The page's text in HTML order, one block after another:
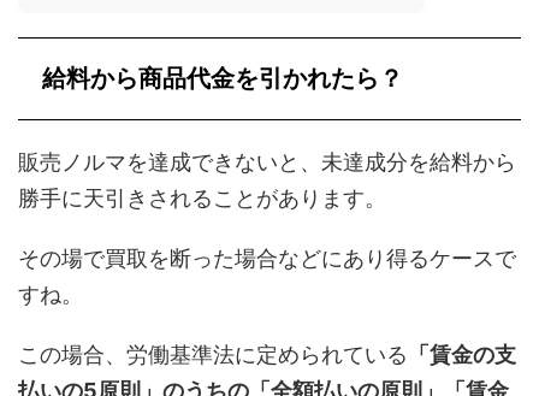
給料から商品代金を引かれたら？
販売ノルマを達成できないと、未達成分を給料から
勝手に天引きされることがあります。
その場で買取を断った場合などにあり得るケースで
すね。
この場合、労働基準法に定められている 「賃金の支
払いの5原則」のうちの「全額払いの原則」「賃金